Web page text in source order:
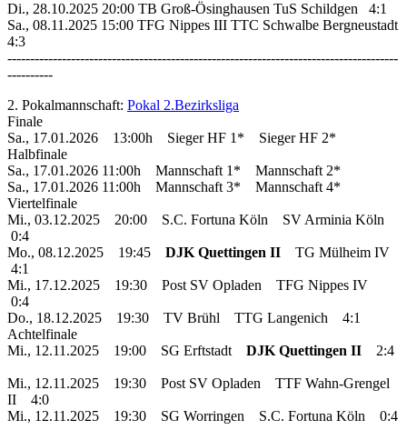
Di., 28.10.2025 20:00 TB Groß-Ösinghausen TuS Schildgen 4:1
Sa., 08.11.2025 15:00 TFG Nippes III TTC Schwalbe Bergneustadt
4:3
--------------------------------------------------------------------------------------
----------
2. Pokalmannschaft: Pokal 2.Bezirksliga
Finale
Sa., 17.01.2026 13:00h Sieger HF 1* Sieger HF 2*
Halbfinale
Sa., 17.01.2026 11:00h Mannschaft 1* Mannschaft 2*
Sa., 17.01.2026 11:00h Mannschaft 3* Mannschaft 4*
Viertelfinale
Mi., 03.12.2025 20:00 S.C. Fortuna Köln SV Arminia Köln
0:4
Mo., 08.12.2025 19:45 DJK Quettingen II TG Mülheim IV
4:1
Mi., 17.12.2025 19:30 Post SV Opladen TFG Nippes IV
0:4
Do., 18.12.2025 19:30 TV Brühl TTG Langenich 4:1
Achtelfinale
Mi., 12.11.2025 19:00 SG Erftstadt DJK Quettingen II 2:4
Mi., 12.11.2025 19:30 Post SV Opladen TTF Wahn-Grengel
II 4:0
Mi., 12.11.2025 19:30 SG Worringen S.C. Fortuna Köln 0:4